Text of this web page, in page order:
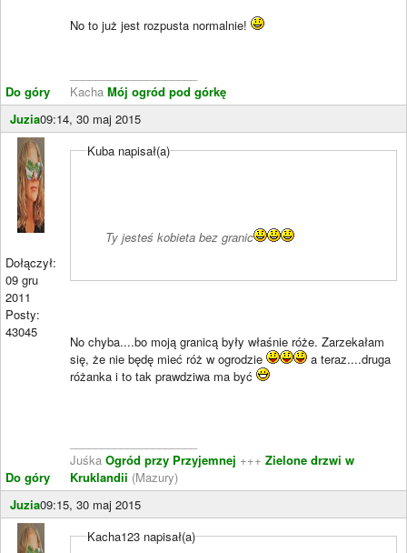
Do góry
No to już jest rozpusta normalnie!
Kacha Mój ogród pod górkę
Juzia09:14, 30 maj 2015
Dołączył:
09 gru
2011
Posty:
43045
Do góry
Kuba napisał(a)
Ty jesteś kobieta bez granic
No chyba....bo moją granicą były właśnie róże. Zarzekałam
się, że nie będę mieć róż w ogrodzie
a teraz....druga
różanka i to tak prawdziwa ma być
Juśka Ogród przy Przyjemnej +++ Zielone drzwi w
Kruklandii (Mazury)
Juzia09:15, 30 maj 2015
Kacha123 napisał(a)